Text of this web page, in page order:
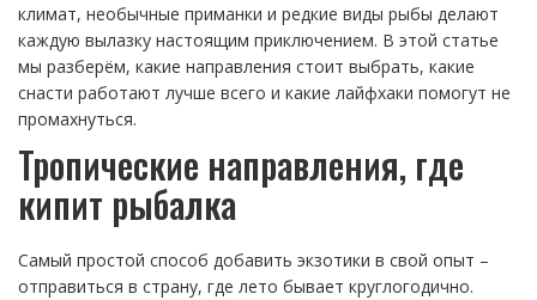
климат, необычные приманки и редкие виды рыбы делают
каждую вылазку настоящим приключением. В этой статье
мы разберём, какие направления стоит выбрать, какие
снасти работают лучше всего и какие лайфхаки помогут не
промахнуться.
Тропические направления, где
кипит рыбалка
Самый простой способ добавить экзотики в свой опыт –
отправиться в страну, где лето бывает круглогодично.